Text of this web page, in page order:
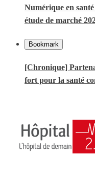
Numérique en
étude de marché
Bookmark
[Chronique]
fort pour la santé